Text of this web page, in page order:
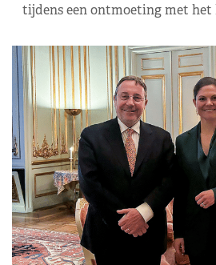
tijdens een ontmoeting met het